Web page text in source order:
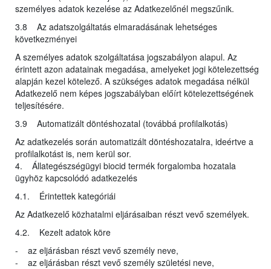
személyes adatok kezelése az Adatkezelőnél megszűnik.
3.8 Az adatszolgáltatás elmaradásának lehetséges
következményei
A személyes adatok szolgáltatása jogszabályon alapul. Az
érintett azon adatainak megadása, amelyeket jogi kötelezettség
alapján kezel kötelező. A szükséges adatok megadása nélkül
Adatkezelő nem képes jogszabályban előírt kötelezettségének
teljesítésére.
3.9 Automatizált döntéshozatal (továbbá profilalkotás)
Az adatkezelés során automatizált döntéshozatalra, ideértve a
profilalkotást is, nem kerül sor.
4. Állategészségügyi biocid termék forgalomba hozatala
ügyhöz kapcsolódó adatkezelés
4.1. Érintettek kategóriái
Az Adatkezelő közhatalmi eljárásaiban részt vevő személyek.
4.2. Kezelt adatok köre
- az eljárásban részt vevő személy neve,
- az eljárásban részt vevő személy születési neve,